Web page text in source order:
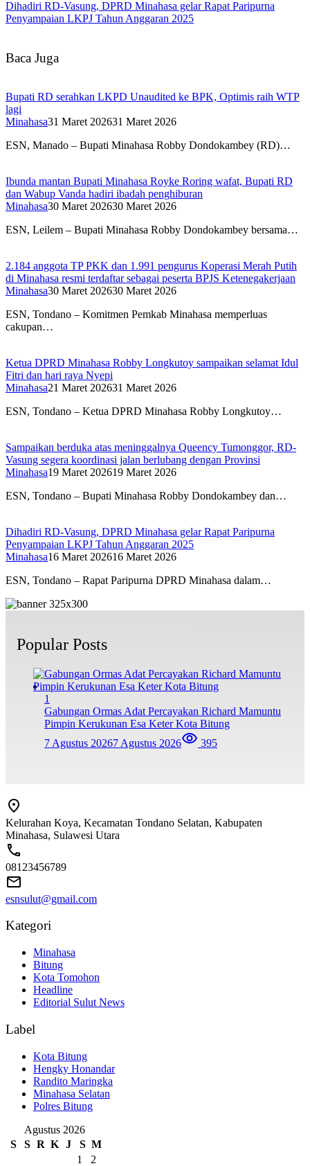
Dihadiri RD-Vasung, DPRD Minahasa gelar Rapat Paripurna
Penyampaian LKPJ Tahun Anggaran 2025
Baca Juga
Bupati RD serahkan LKPD Unaudited ke BPK, Optimis raih WTP
lagi
Minahasa31 Maret 202631 Maret 2026
ESN, Manado – Bupati Minahasa Robby Dondokambey (RD)…
Ibunda mantan Bupati Minahasa Royke Roring wafat, Bupati RD
dan Wabup Vanda hadiri ibadah penghiburan
Minahasa30 Maret 202630 Maret 2026
ESN, Leilem – Bupati Minahasa Robby Dondokambey bersama…
2.184 anggota TP PKK dan 1.991 pengurus Koperasi Merah Putih
di Minahasa resmi terdaftar sebagai peserta BPJS Ketenegakerjaan
Minahasa30 Maret 202630 Maret 2026
ESN, Tondano – Komitmen Pemkab Minahasa memperluas
cakupan…
Ketua DPRD Minahasa Robby Longkutoy sampaikan selamat Idul
Fitri dan hari raya Nyepi
Minahasa21 Maret 202631 Maret 2026
ESN, Tondano – Ketua DPRD Minahasa Robby Longkutoy…
Sampaikan berduka atas meninggalnya Queency Tumonggor, RD-
Vasung segera koordinasi jalan berlubang dengan Provinsi
Minahasa19 Maret 202619 Maret 2026
ESN, Tondano – Bupati Minahasa Robby Dondokambey dan…
Dihadiri RD-Vasung, DPRD Minahasa gelar Rapat Paripurna
Penyampaian LKPJ Tahun Anggaran 2025
Minahasa16 Maret 202616 Maret 2026
ESN, Tondano – Rapat Paripurna DPRD Minahasa dalam…
Popular Posts
1
Gabungan Ormas Adat Percayakan Richard Mamuntu
Pimpin Kerukunan Esa Keter Kota Bitung
7 Agustus 20267 Agustus 2026 395
Kelurahan Koya, Kecamatan Tondano Selatan, Kabupaten
Minahasa, Sulawesi Utara
08123456789
esnsulut@gmail.com
Kategori
Minahasa
Bitung
Kota Tomohon
Headline
Editorial Sulut News
Label
Kota Bitung
Hengky Honandar
Randito Maringka
Minahasa Selatan
Polres Bitung
Agustus 2026
S
S R K J S M
1
2